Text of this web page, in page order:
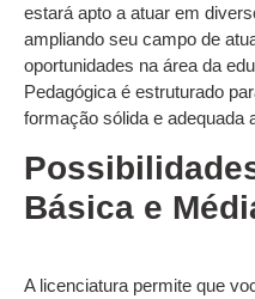
estará apto a atuar em
ampliando seu campo de
oportunidades na área da
Pedagógica é estruturado
formação sólida e adequada
Básica e
A licenciatura permite que